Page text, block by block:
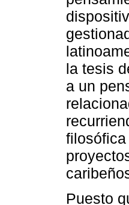
la tesis
a un
Puesto